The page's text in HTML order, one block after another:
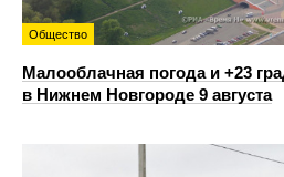
Общество
Малооблачная погода и +23
в Нижнем Новгороде 9 августа